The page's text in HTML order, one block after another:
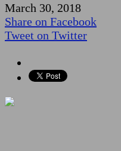
March 30, 2018
Share on Facebook
Tweet on Twitter